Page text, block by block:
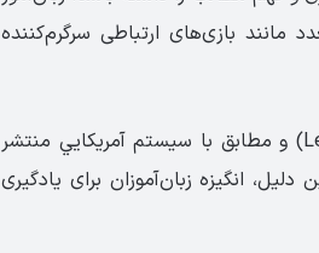
مانند بازی‌های ارتباطی سرگرم‌کننده
کتاب‌هاي لتس گو در 7 سطح (Let’s Begin, Let’s go 1,2,3,4,5,6) و مطابق با سيستم آمريکايي منتشر
انگیزه زبان‌آموزان برای یادگیری